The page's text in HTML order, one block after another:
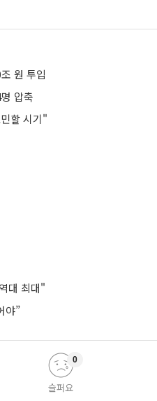
원 투입
압축
할 시기"
대 최대"
야”
슬퍼요
0